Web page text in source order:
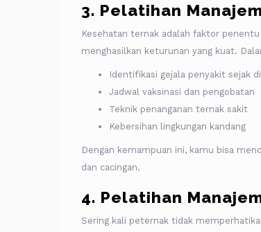
3. Pelatihan
Kesehatan ternak adalah faktor
menghasilkan keturunan yang kuat.
Identifikasi gejala penyakit sejak
Jadwal vaksinasi dan pengobatan
Teknik penanganan ternak sakit
Kebersihan lingkungan kandang
Dengan kemampuan ini, kamu bisa
dan cacingan.
4. Pelatihan
Sering kali peternak tidak